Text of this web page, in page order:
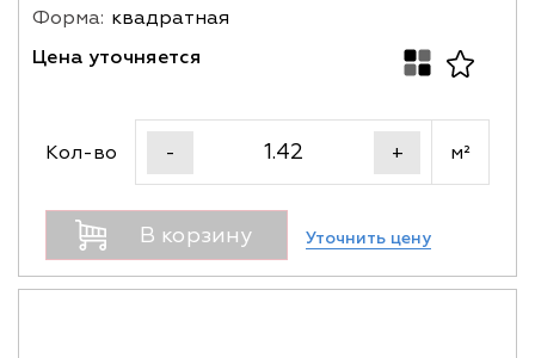
Форма: квадратная
Цена уточняется
Кол-во - + м²
В корзину Уточнить цену